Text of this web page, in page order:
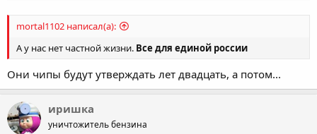
mortal1102 написал(а):
А у нас нет частной жизни. Все для единой россии
Они чипы будут утверждать лет двадцать, а потом...
иришка
уничтожитель бензина